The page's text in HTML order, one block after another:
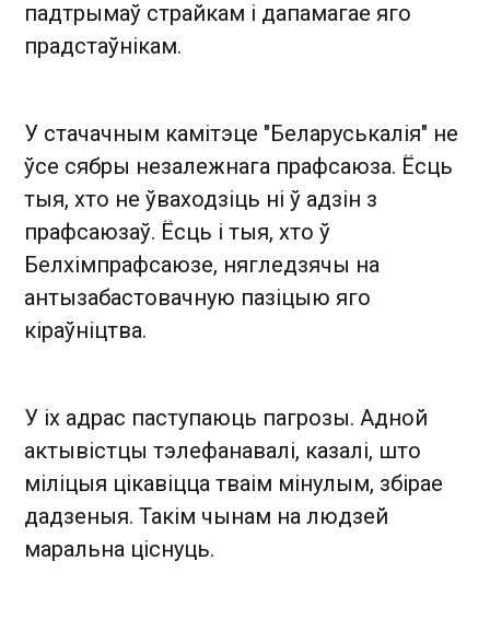
падтрымаў страйкам і дапамагае яго
прадстаўнікам.
У стачачным камітэце "Беларуськалія" не
ўсе сябры незалежнага прафсаюза. Ёсць
тыя, хто не ўваходзіць ні ў адзін з
прафсаюзаў. Ёсць і тыя, хто ў
Белхімпрафсаюзе, нягледзячы на
антызабастовачную пазіцыю яго
кіраўніцтва.
У іх адрас паступаюць пагрозы. Адной
актывістцы тэлефанавалі, казалі, што
міліцыя цікавіцца тваім мінулым, збірае
дадзеныя. Такім чынам на людзей
маральна ціснуць.